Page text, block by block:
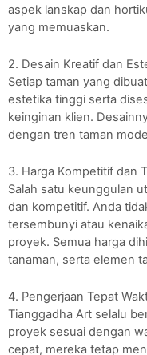
aspek lanskap dan
yang memuaskan.
2. Desain Kreatif dan
Setiap taman yang
estetika tinggi serta
keinginan klien.
dengan tren taman
3. Harga Kompetitif dan
Salah satu keunggulan
dan kompetitif. Anda
tersembunyi atau
proyek. Semua harga
tanaman, serta elemen
4. Pengerjaan Tepat
Tianggadha Art selalu
proyek sesuai dengan
cepat, mereka tetap